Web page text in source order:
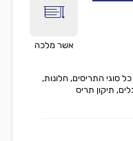
אשר מלכה
כל סוגי התריסים, חלונות,
תיקון תריס